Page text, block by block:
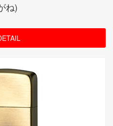
ね)